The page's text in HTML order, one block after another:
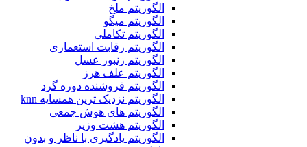
الگوریتم ملخ
الگوریتم میگو
الگوریتم تکاملی
الگوریتم رقابت استعماری
الگوریتم زنبور عسل
الگوریتم علف هرز
الگوریتم فروشنده دوره گرد
الگوریتم نزدیک ترین همسایه knn
الگوریتم های هوش جمعی
الگوریتم هشت وزیر
الگوریتم یادگیری با ناظر و بدون